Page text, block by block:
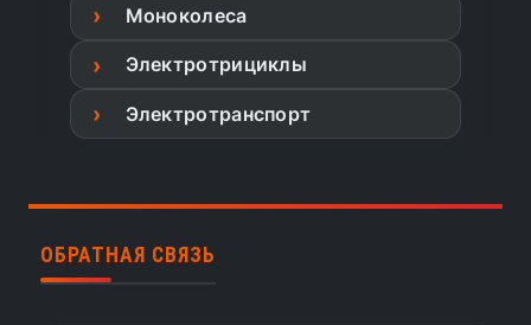
Моноколеса
Электротрициклы
Электротранспорт
ОБРАТНАЯ СВЯЗЬ